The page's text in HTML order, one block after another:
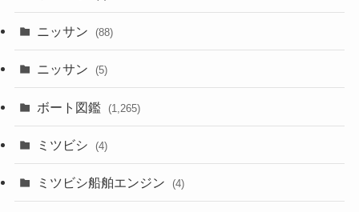
ニッサン (88)
ニッサン (5)
ボート図鑑 (1,265)
ミツビシ (4)
ミツビシ船舶エンジン (4)